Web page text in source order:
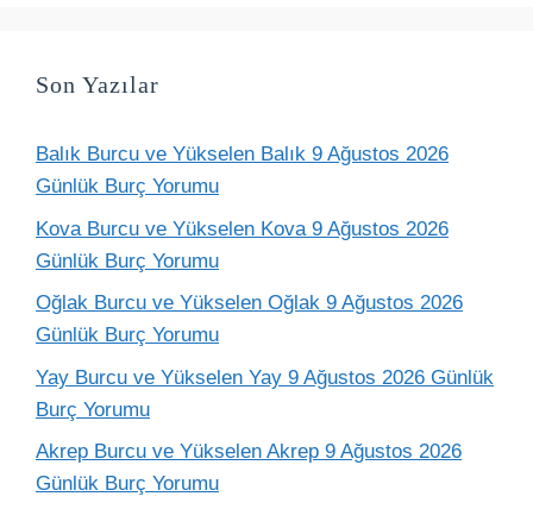
Son Yazılar
Balık Burcu ve Yükselen Balık 9 Ağustos 2026
Günlük Burç Yorumu
Kova Burcu ve Yükselen Kova 9 Ağustos 2026
Günlük Burç Yorumu
Oğlak Burcu ve Yükselen Oğlak 9 Ağustos 2026
Günlük Burç Yorumu
Yay Burcu ve Yükselen Yay 9 Ağustos 2026 Günlük
Burç Yorumu
Akrep Burcu ve Yükselen Akrep 9 Ağustos 2026
Günlük Burç Yorumu